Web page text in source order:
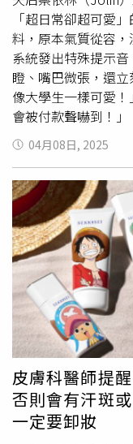
「保濕精華」、「
防護產品。其質地
成分，上臉後不僅不
地修飾毛孔、均勻
的「偽素顏」美肌
款產品讓她們在完
濾鏡
／品牌提供）
【星之卡比聯名限
限定設計款K(臉部
此次聯名特別精選
體、臉部兩用的「
專為臉部防曬設計
質調勻妍）」與「
每一款都融入卡比
產品的盒內都附有
作為書籤。【星之
UV防曬乳(木質調勻
【星之卡比聯名限
乳 限定設計款K (臉
提供）皮卡丘攜手
亞洲NO.1防曬品牌
氣經典遊戲寶可夢合
推出超可愛聯名包
大家都熟悉的皮卡
水域的企鵝寶可夢-
貓寶可夢-新葉喵，
陽光和諧共處的美好
皮卡丘/波家曼限定
／品牌提供）
「超日常卻超可愛
料，原本氣質從容
系統發出特殊提示
瞪、嘴巴微張，還
像大學生一樣可愛
會被付款聲嚇到！
短短幾秒，但蔡依
令人完全忘了她已
呼：「不科學啦，
整理出「蔡依林等
亮、抗老到內在補給
【小編推薦1】春日
級品牌日一次買齊女
堂集團 x momo 超
大撒，還能把Jolin愛
光速精華＋#小金管
絲爾 #光速精華＋#
把膠原蛋白穩穩補進
天！ELIXIR 怡麗絲
15g/3,180元（正貨
2.Drunk Elephant
「天后級補水神器」
04月08日, 2025
皮膚科醫師提
否則會有汗斑
一定要卸妝